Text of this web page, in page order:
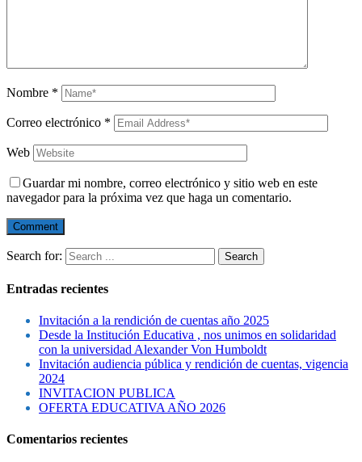
Nombre *
Correo electrónico *
Web
Guardar mi nombre, correo electrónico y sitio web en este
navegador para la próxima vez que haga un comentario.
Search for:
Entradas recientes
Invitación a la rendición de cuentas año 2025
Desde la Institución Educativa , nos unimos en solidaridad
con la universidad Alexander Von Humboldt
Invitación audiencia pública y rendición de cuentas, vigencia
2024
INVITACION PUBLICA
OFERTA EDUCATIVA AÑO 2026
Comentarios recientes